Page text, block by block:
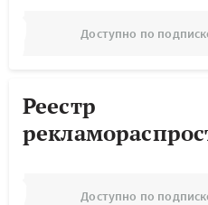
Доступно по
Реестр
Доступно по